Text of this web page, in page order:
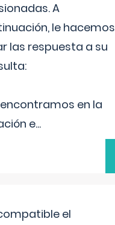
A
le hacemos
las respuesta a su
en la
e...
el